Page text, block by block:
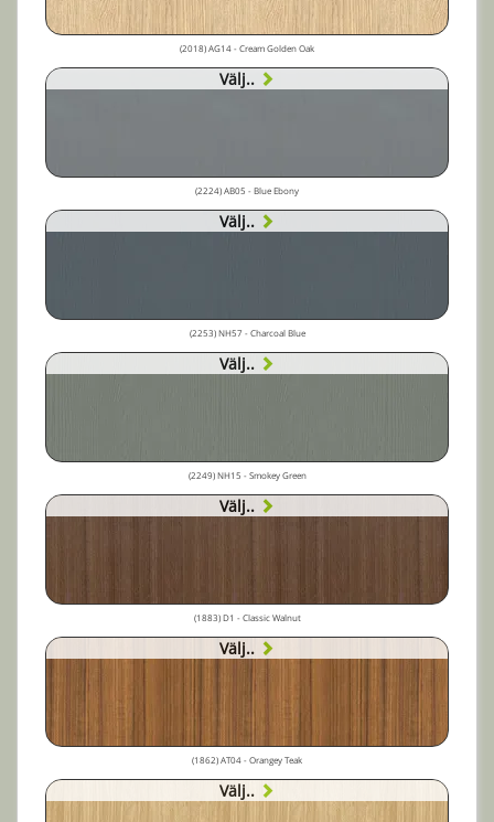
(2018) AG14 - Cream Golden Oak
Välj..
(2224) AB05 - Blue Ebony
Välj..
(2253) NH57 - Charcoal Blue
Välj..
(2249) NH15 - Smokey Green
Välj..
(1883) D1 - Classic Walnut
Välj..
(1862) AT04 - Orangey Teak
Välj..